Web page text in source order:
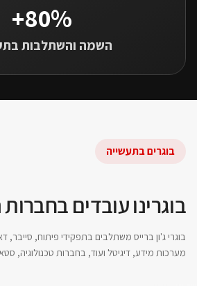
80%+
השמה והשתלבות
בוגרים בתעשייה
בוגרינו עובדים
מערכות מידע, דיגיטל ועוד, בחברות טכנולוגיה,